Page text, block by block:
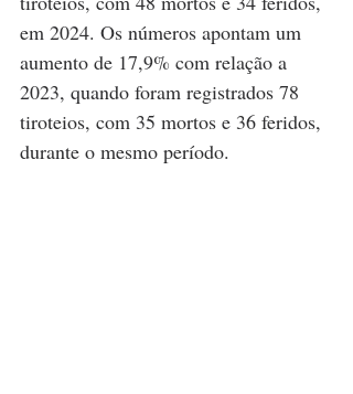
em 2024. Os números apontam um
aumento de 17,9% com relação a
2023, quando foram registrados 78
tiroteios, com 35 mortos e 36 feridos,
durante o mesmo período.